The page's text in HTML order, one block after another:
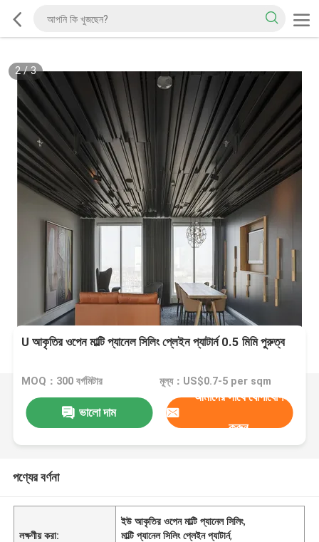
2/3
U আকৃতির ওপেন মাল্টি প্যানেল সিলিং প্লেইন প্যাটার্ন 0.5 মিমি পুরুত্ব
MOQ：300 বর্গমিটার মূল্য：US$0.7-5 per sqm
ভালো দাম
আমাদের সাথে যোগাযোগ
করুন
পণ্যের বর্ণনা
লক্ষণীয় করা:
ইউ আকৃতির ওপেন মাল্টি প্যানেল সিলিং,
মাল্টি প্যানেল সিলিং প্লেইন প্যাটার্ন,